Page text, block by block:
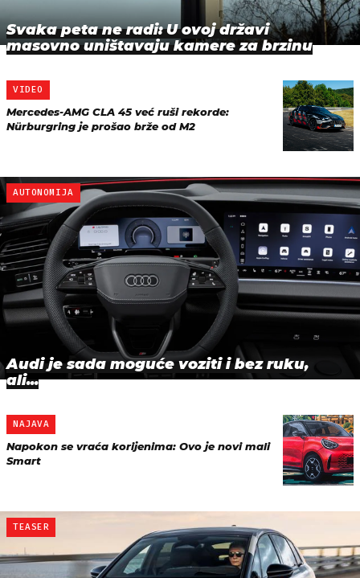
Svaka peta ne radi: U ovoj državi
masovno uništavaju kamere za brzinu
VIDEO
Mercedes-AMG CLA 45 već ruši rekorde:
Nürburgring je prošao brže od M2
AUTONOMIJA
Audi je sada moguće voziti i bez ruku,
ali...
NAJAVA
Napokon se vraća korijenima: Ovo je novi mali
Smart
TEASER